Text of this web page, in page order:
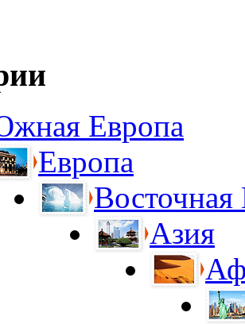
Европа
Европа
Восточная
Азия